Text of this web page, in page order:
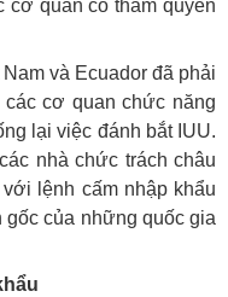
quan có thẩm quyền
và Ecuador đã phải
cơ quan chức năng
lại việc đánh bắt IUU.
nhà chức trách châu
lệnh cấm nhập khẩu
gốc của những quốc gia